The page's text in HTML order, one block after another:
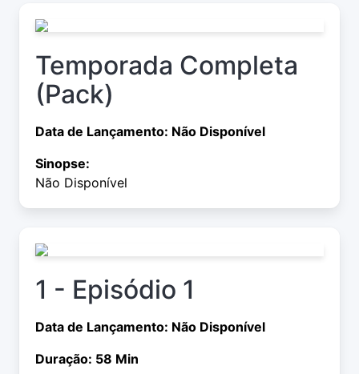
Temporada Completa
(Pack)
Data de Lançamento: Não Disponível
Sinopse:
Não Disponível
1 - Episódio 1
Data de Lançamento: Não Disponível
Duração: 58 Min